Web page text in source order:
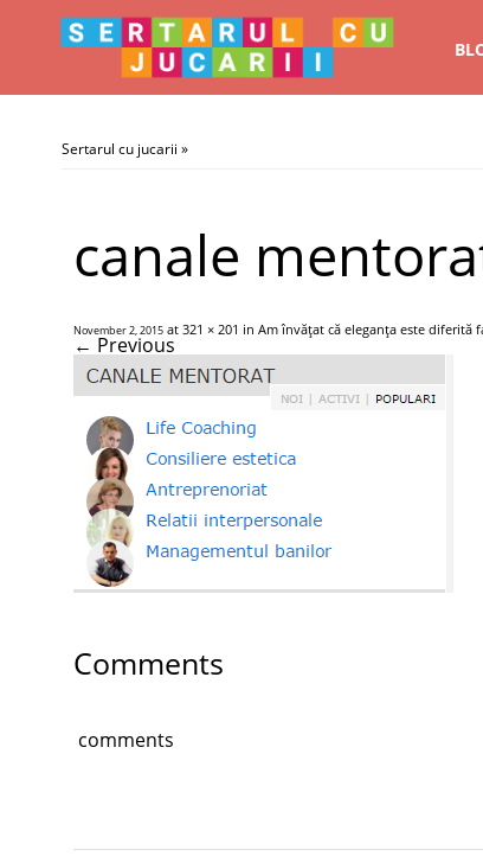
Sertarul cu jucarii »
canale
November 2, 2015 at 321 × 201 in Am învăţat că eleganţa este diferită
← Previous
Comments
comments